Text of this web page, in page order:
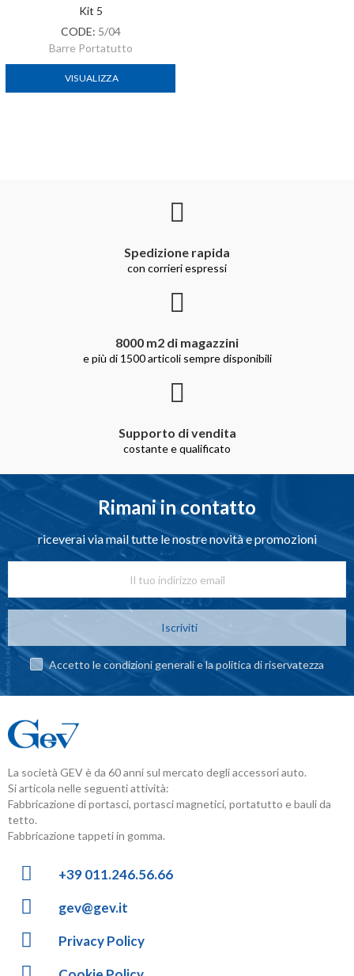
Kit 5
CODE: 5/04
Barre Portatutto
VISUALIZZA
Spedizione rapida
con corrieri espressi
8000 m2 di magazzini
e più di 1500 articoli sempre disponibili
Supporto di vendita
costante e qualificato
Rimani in contatto
riceverai via mail tutte le nostre novità e promozioni
Iscriviti
Accetto le condizioni generali e la politica di riservatezza
La società GEV è da 60 anni sul mercato degli accessori auto.
Si articola nelle seguenti attività:
Fabbricazione di portasci, portasci magnetici, portatutto e bauli da
tetto.
Fabbricazione tappeti in gomma.
+39 011.246.56.66
gev@gev.it
Privacy Policy